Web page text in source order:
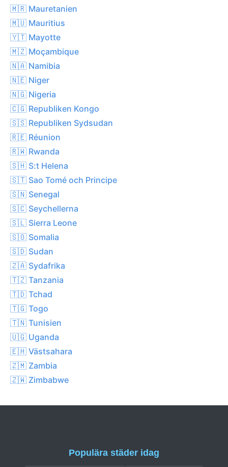
🇲🇷 Mauretanien
🇲🇺 Mauritius
🇾🇹 Mayotte
🇲🇿 Moçambique
🇳🇦 Namibia
🇳🇪 Niger
🇳🇬 Nigeria
🇨🇬 Republiken Kongo
🇸🇸 Republiken Sydsudan
🇷🇪 Réunion
🇷🇼 Rwanda
🇸🇭 S:t Helena
🇸🇹 Sao Tomé och Principe
🇸🇳 Senegal
🇸🇨 Seychellerna
🇸🇱 Sierra Leone
🇸🇴 Somalia
🇸🇩 Sudan
🇿🇦 Sydafrika
🇹🇿 Tanzania
🇹🇩 Tchad
🇹🇬 Togo
🇹🇳 Tunisien
🇺🇬 Uganda
🇪🇭 Västsahara
🇿🇲 Zambia
🇿🇼 Zimbabwe
Populära städer idag